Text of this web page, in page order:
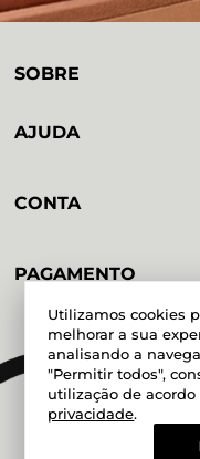
Utilizamos cookies
melhorar a sua
analisando a
"Permitir todos",
utilização de acordo
privacidade.
SOBRE
AJUDA
CONTA
PAGAMENTO